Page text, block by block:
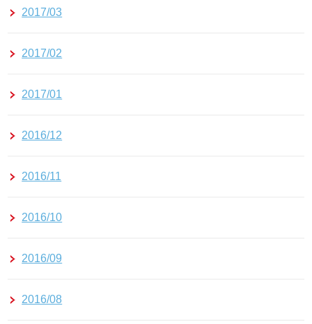
2017/03
2017/02
2017/01
2016/12
2016/11
2016/10
2016/09
2016/08